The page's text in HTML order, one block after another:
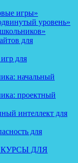
игры»
уровень»
для
для
начальный
проектный
интеллект для
для
ДЛЯ